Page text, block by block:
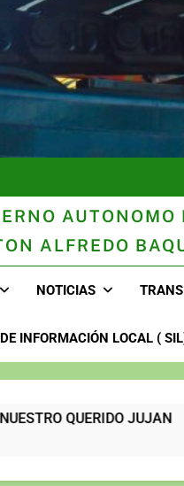
ALFREDO
NOTICIAS
INFORMACIÓN LOCAL (
QUERIDO JUJAN